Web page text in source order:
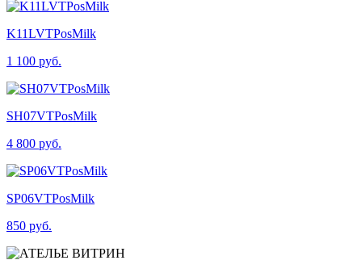
K11LVTPosMilk
1 100 руб.
SH07VTPosMilk
4 800 руб.
SP06VTPosMilk
850 руб.